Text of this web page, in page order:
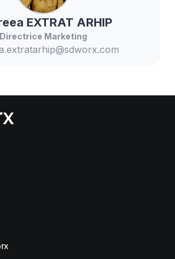
EXTRAT ARHIP
Directrice Marketing